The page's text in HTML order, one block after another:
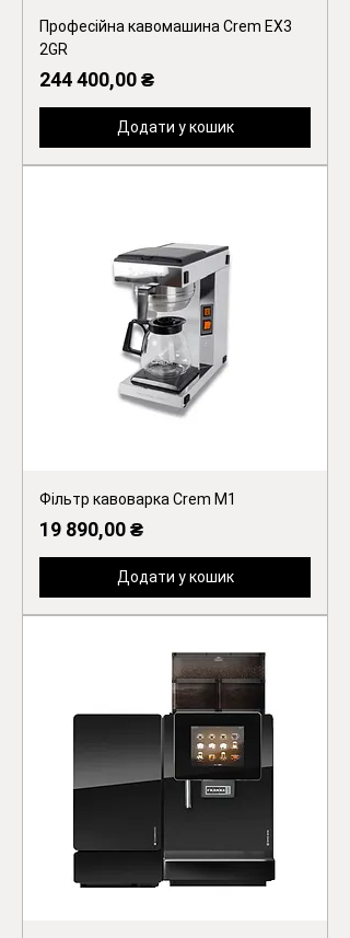
Професійна кавомашина Crem EX3
2GR
Ціна
244 400,00 ₴
Додати у кошик
Фільтр кавоварка Crem M1
Ціна
19 890,00 ₴
Додати у кошик